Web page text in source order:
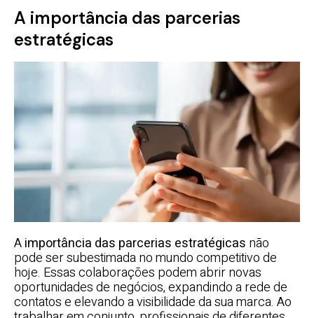
A importância das parcerias
estratégicas
Aimportância das parcerias estratégicas não
pode ser subestimada no mundo competitivo de
hoje. Essas colaborações podem abrir novas
oportunidades de negócios, expandindo a rede de
contatos e elevando a visibilidade da sua marca. Ao